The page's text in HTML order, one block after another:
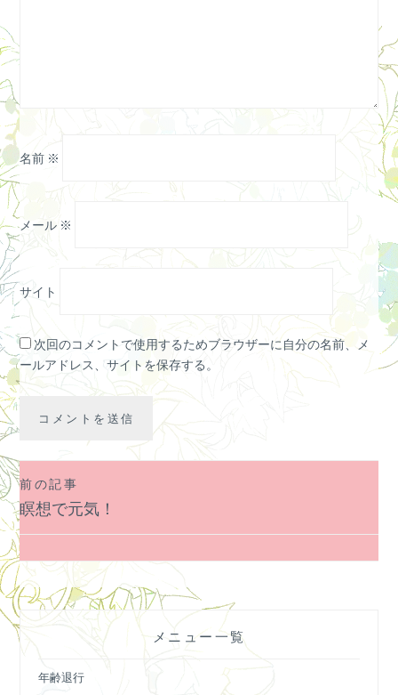
名前 ※
メール ※
サイト
次回のコメントで使用するためブラウザーに自分の名前、メ
ールアドレス、サイトを保存する。
投
稿
ナ
ビ
ゲ
ー
シ
ョ
前の記事
瞑想で元気！
メニュー一覧
年齢退行